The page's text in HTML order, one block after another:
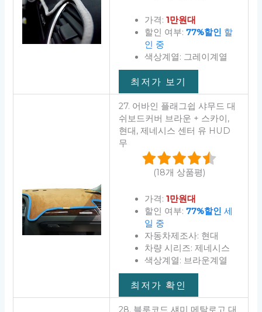
가격: 1만원대
할인 여부: 77%할인 할
인 중
색상계열: 그레이계열
최저가 보기
27. 어바인 플래그쉽 샤무드 대
쉬보드커버 브라운 + 스카이,
현대, 제네시스 센터 유 HUD
무
(18개 상품평)
가격: 1만원대
할인 여부: 77%할인 세
일 중
자동차제조사: 현대
차량 시리즈: 제네시스
색상계열: 브라운계열
최저가 확인